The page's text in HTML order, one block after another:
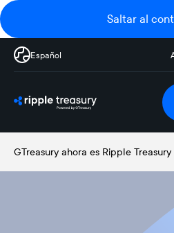
Saltar al
Español
GTreasury ahora es Ripple Treasury